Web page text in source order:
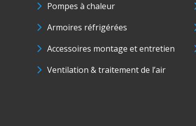
Pompes à chaleur
Armoires réfrigérées
Accessoires montage et entretien
Ventilation & traitement de l’air